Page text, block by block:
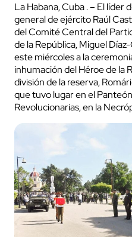
La Habana, Cuba . – El líder
general de ejército Raúl
del Comité Central del
de la República, Miguel
este miércoles a la
inhumación del Héroe de la
división de la reserva,
que tuvo lugar en el
Revolucionarias, en la